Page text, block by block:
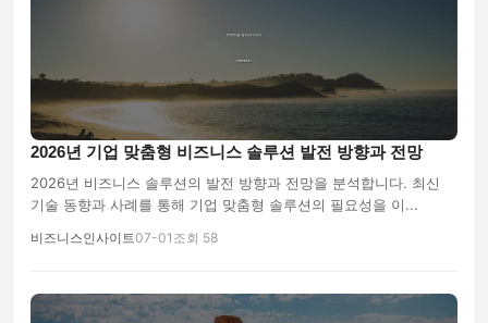
2026년 기업 맞춤형 비즈니스 솔루션 발전 방향과 전망
2026년 비즈니스 솔루션의 발전 방향과 전망을 분석합니다. 최신
기술 동향과 사례를 통해 기업 맞춤형 솔루션의 필요성을 이...
비즈니스인사이트07-01 조회 58